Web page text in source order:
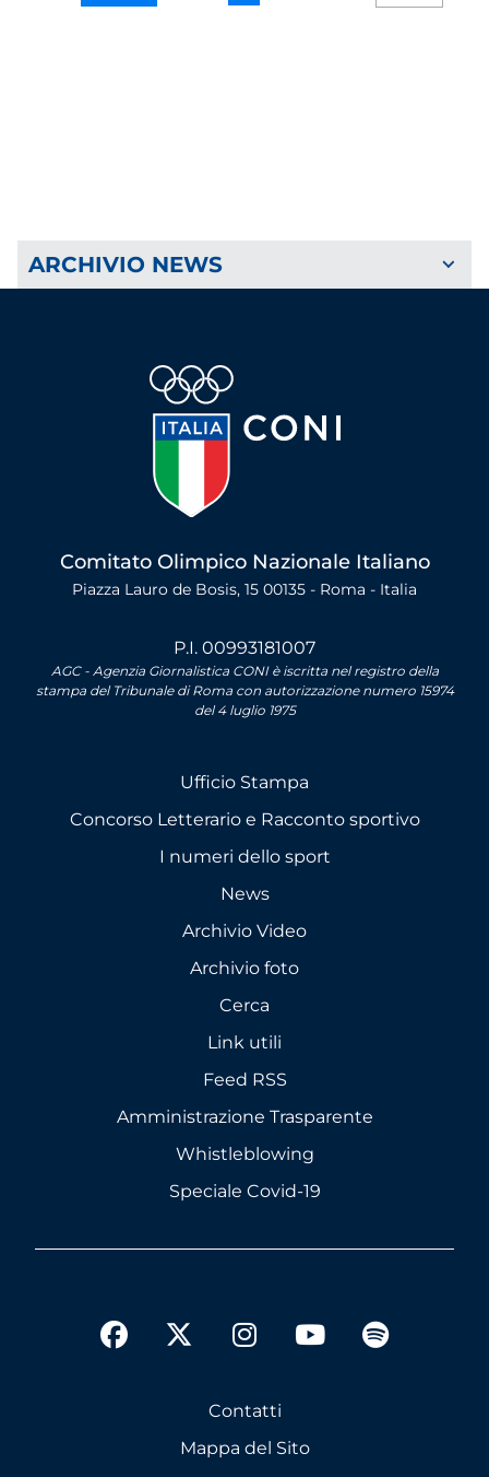
ARCHIVIO NEWS
Comitato Olimpico Nazionale Italiano
Piazza Lauro de Bosis, 15 00135 - Roma - Italia
P.I. 00993181007
AGC - Agenzia Giornalistica CONI è iscritta nel registro della
stampa del Tribunale di Roma con autorizzazione numero 15974
del 4 luglio 1975
Ufficio Stampa
Concorso Letterario e Racconto sportivo
I numeri dello sport
News
Archivio Video
Archivio foto
Cerca
Link utili
Feed RSS
Amministrazione Trasparente
Whistleblowing
Speciale Covid-19
facebookinstagram
youtubespotify
Contatti
Mappa del Sito